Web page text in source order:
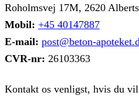
Roholmsvej 17M, 2620
Mobil: +45 40147887
E-mail: post@beton-
CVR-nr: 26103363
Kontakt os venligst, hvis du